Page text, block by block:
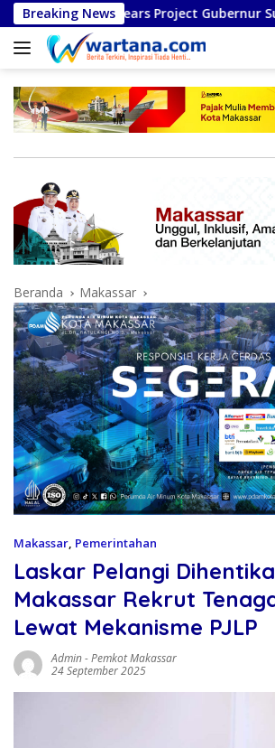
Langsung
ke
konten
Breaking News
Years Project Gubernur Sulsel
Beranda Makassar
Makassar, Pemerintahan
Laskar Pelangi
Makassar Rekrut
Lewat Mekanisme PJLP
Admin-Pemkot Makassar
24 September 2025